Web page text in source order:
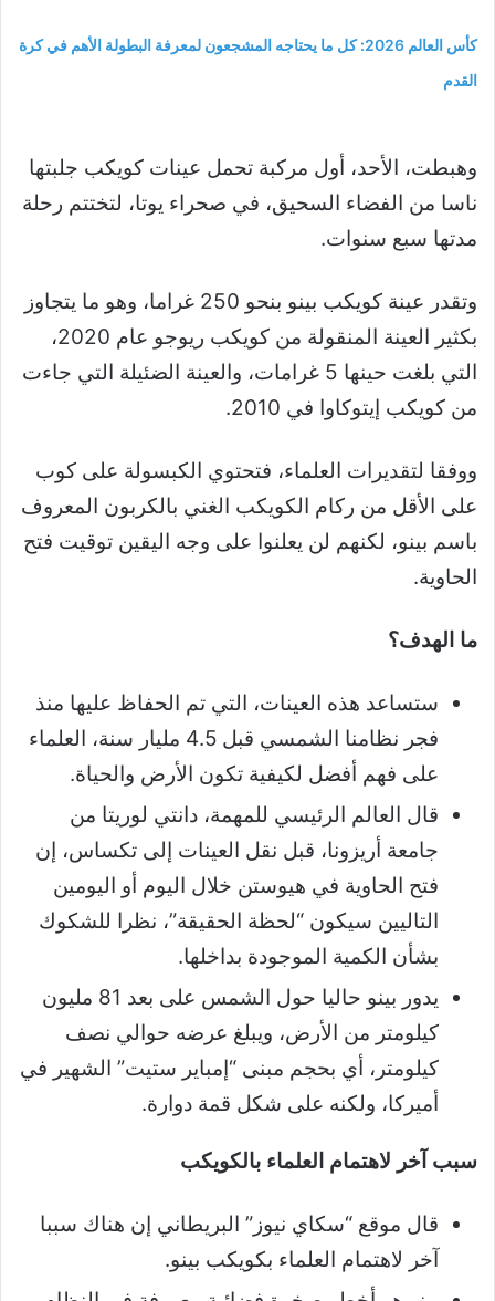
كأس العالم 2026: كل ما يحتاجه المشجعون لمعرفة البطولة الأهم في كرة
القدم
وهبطت، الأحد، أول مركبة تحمل عينات كويكب جلبتها
ناسا من الفضاء السحيق، في صحراء يوتا، لتختتم رحلة
مدتها سبع سنوات.
وتقدر عينة كويكب بينو بنحو 250 غراما، وهو ما يتجاوز
بكثير العينة المنقولة من كويكب ريوجو عام 2020،
التي بلغت حينها 5 غرامات، والعينة الضئيلة التي جاءت
من كويكب إيتوكاوا في 2010.
ووفقا لتقديرات العلماء، فتحتوي الكبسولة على كوب
على الأقل من ركام الكويكب الغني بالكربون المعروف
باسم بينو، لكنهم لن يعلنوا على وجه اليقين توقيت فتح
الحاوية.
ما الهدف؟
ستساعد هذه العينات، التي تم الحفاظ عليها منذ
فجر نظامنا الشمسي قبل 4.5 مليار سنة، العلماء
على فهم أفضل لكيفية تكون الأرض والحياة.
قال العالم الرئيسي للمهمة، دانتي لوريتا من
جامعة أريزونا، قبل نقل العينات إلى تكساس، إن
فتح الحاوية في هيوستن خلال اليوم أو اليومين
التاليين سيكون “لحظة الحقيقة”، نظرا للشكوك
بشأن الكمية الموجودة بداخلها.
يدور بينو حاليا حول الشمس على بعد 81 مليون
كيلومتر من الأرض، ويبلغ عرضه حوالي نصف
كيلومتر، أي بحجم مبنى “إمباير ستيت” الشهير في
أميركا، ولكنه على شكل قمة دوارة.
سبب آخر لاهتمام العلماء بالكويكب
قال موقع “سكاي نيوز” البريطاني إن هناك سببا
آخر لاهتمام العلماء بكويكب بينو.